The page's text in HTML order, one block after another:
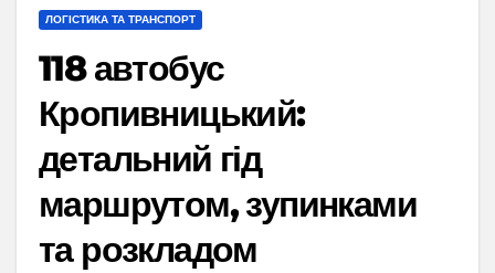
ЛОГІСТИКА ТА ТРАНСПОРТ
118 автобус
Кропивницький:
детальний гід
маршрутом, зупинками
та розкладом